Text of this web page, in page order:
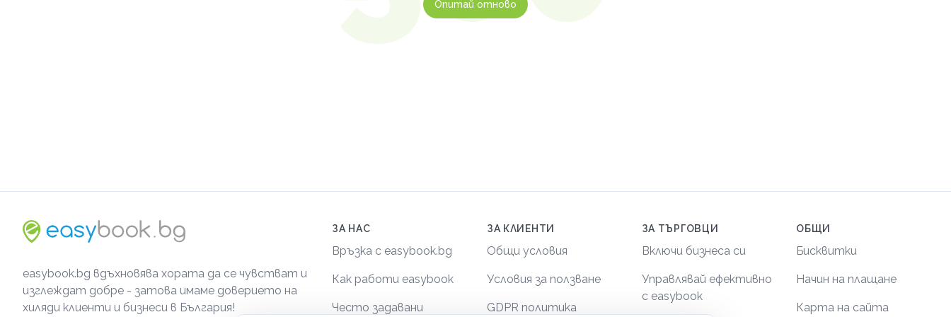
Опитай отново
easybook.bg вдъхновява хората да се чувстват и
изглеждат добре - затова имаме доверието на
хиляди клиенти и бизнеси в България!
ЗА НАС
Връзка с easybook.bg
Как работи easybook
Често задавани
ЗА КЛИЕНТИ
Общи условия
Условия за ползване
GDPR политика
ЗА ТЪРГОВЦИ
Включи бизнеса си
Управлявай ефективно
с easybook
ОБЩИ
Бисквитки
Начин на плащане
Карта на сайта